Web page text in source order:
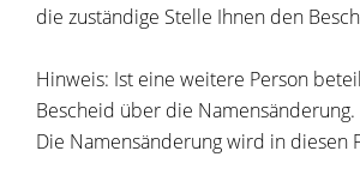
die zuständige Stelle Ihnen den
Hinweis: Ist eine weitere Person
Bescheid über die
Die Namensänderung wird in diesen